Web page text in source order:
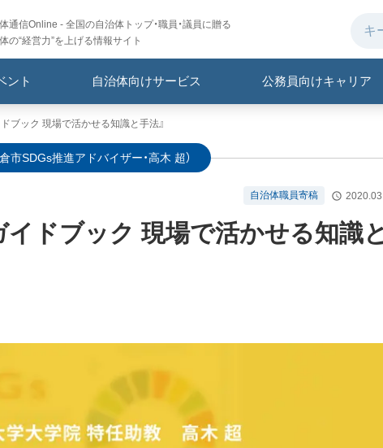
通信Online - 全国の自治体トップ・職員・議員に贈る
の“経営力”を上げる情報サイト
ント 自治体向けサービス 公務員向けキャリア
ブック 現場で活かせる知識と手法』
SDGs推進アドバイザー・高木 超）
自治体職員寄稿
イドブック 現場で活かせる知識